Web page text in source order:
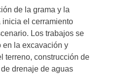
de la grama y la
inicia el cerramiento
Los trabajos se
en la excavación y
terreno, construcción de
drenaje de aguas